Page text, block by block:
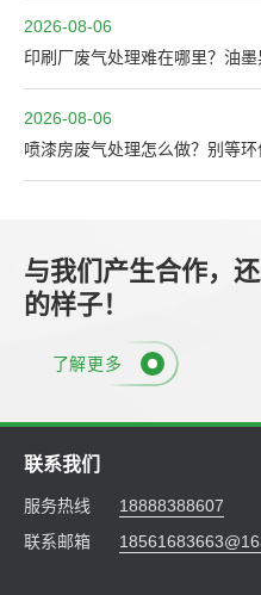
2026-08-06
印刷厂废气处理难在哪里？油
2026-08-06
喷漆房废气处理怎么做？别等
与我们产生合作，
的样子！
了解更多
联系我们
服务热线
18888388607
联系邮箱